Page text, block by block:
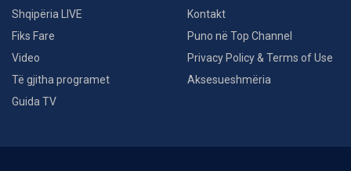
Shqipëria LIVE
Fiks Fare
Video
Të gjitha programet
Guida TV
Kontakt
Puno në Top Channel
Privacy Policy & Terms of Use
Aksesueshmëria